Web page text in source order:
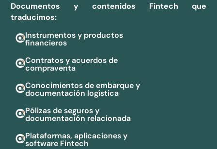
Documentos y contenidos Fintech que
traducimos:
Instrumentos y productos
financieros
Contratos y acuerdos de
compraventa
Conocimientos de embarque y
documentación logística
Pólizas de seguros y
documentación relacionada
Plataformas, aplicaciones y
software Fintech